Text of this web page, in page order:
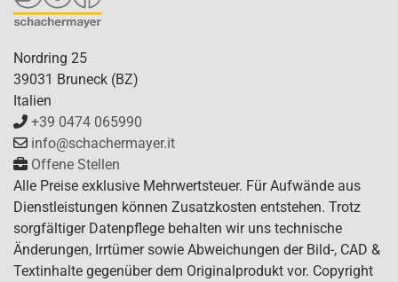
Nordring 25
39031 Bruneck (BZ)
Italien
+39 0474 065990
info@schachermayer.it
Offene Stellen
Alle Preise exklusive Mehrwertsteuer. Für Aufwände aus
Dienstleistungen können Zusatzkosten entstehen. Trotz
sorgfältiger Datenpflege behalten wir uns technische
Änderungen, Irrtümer sowie Abweichungen der Bild-, CAD &
Textinhalte gegenüber dem Originalprodukt vor. Copyright